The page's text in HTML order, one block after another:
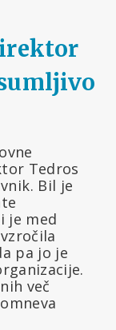
Tedros
Bil je
je med
pa jo je
več